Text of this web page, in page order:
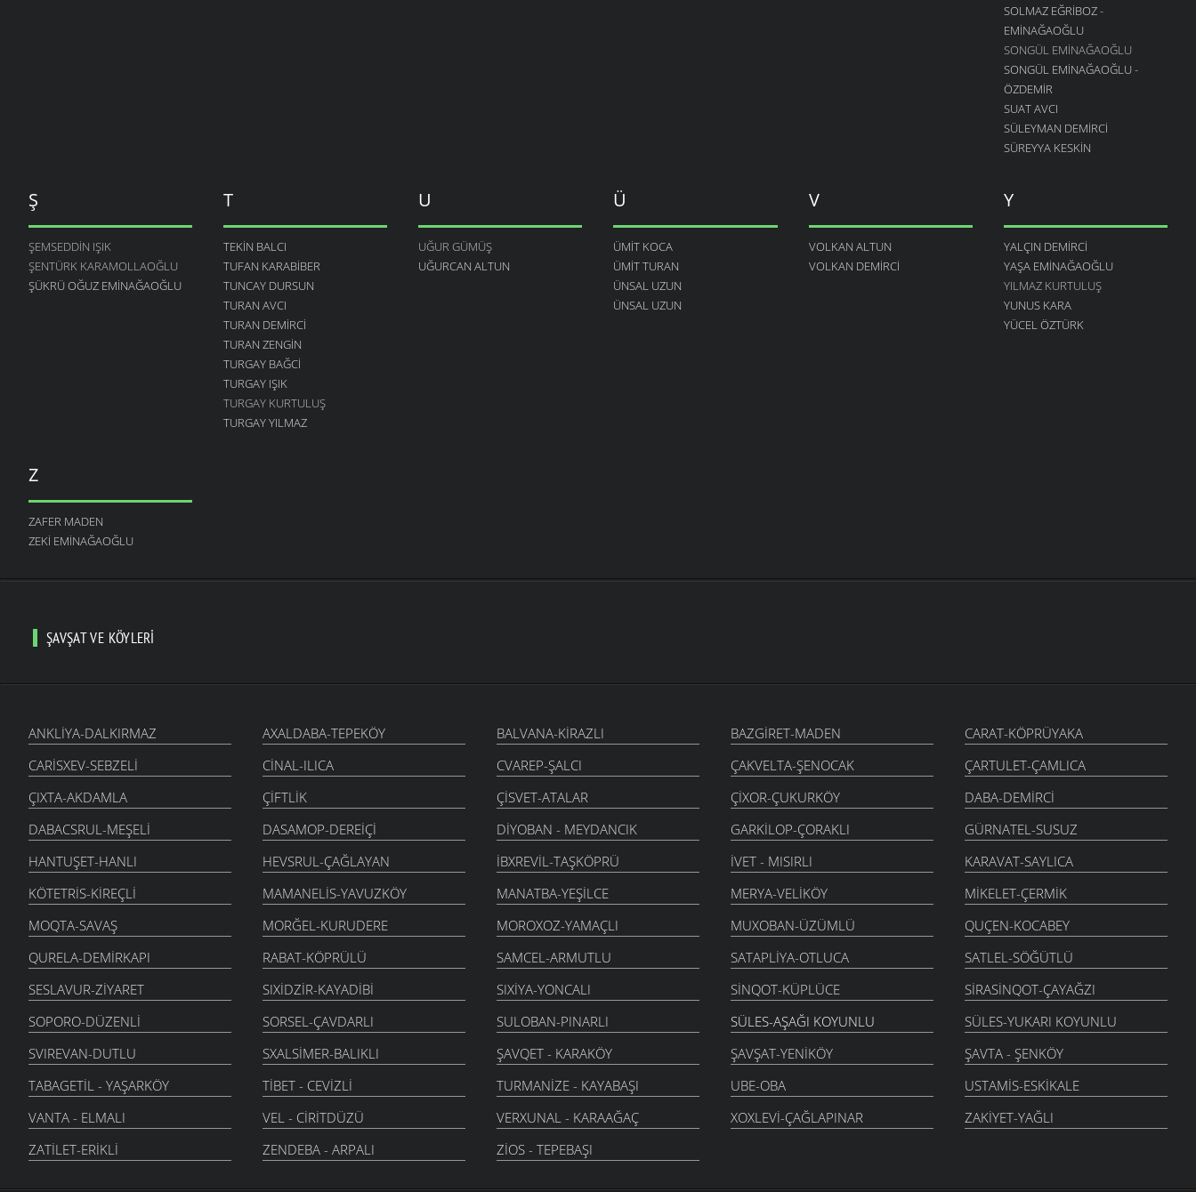
SOLMAZ EĞRIBOZ -
EMINAĞAOĞLU
SONGÜL EMINAĞAOĞLU
SONGÜL EMINAĞAOĞLU -
ÖZDEMIR
SUAT AVCI
SÜLEYMAN DEMIRCI
SÜREYYA KESKIN
Ş
ŞEMSEDDIN IŞIK
ŞENTÜRK KARAMOLLAOĞLU
ŞÜKRÜ OĞUZ EMINAĞAOĞLU
T
TEKIN BALCI
TUFAN KARABIBER
TUNCAY DURSUN
TURAN AVCI
TURAN DEMIRCI
TURAN ZENGIN
TURGAY BAĞCI
TURGAY IŞIK
TURGAY KURTULUŞ
TURGAY YILMAZ
U
UĞUR GÜMÜŞ
UĞURCAN ALTUN
Ü
ÜMIT KOCA
ÜMIT TURAN
ÜNSAL UZUN
ÜNSAL UZUN
V
VOLKAN ALTUN
VOLKAN DEMIRCI
Y
YALÇIN DEMIRCI
YAŞA EMINAĞAOĞLU
YILMAZ KURTULUŞ
YUNUS KARA
YÜCEL ÖZTÜRK
Z
ZAFER MADEN
ZEKI EMINAĞAOĞLU
ŞAVŞAT VE KÖYLERI
ANKLIYA-DALKIRMAZ AXALDABA-TEPEKÖY BALVANA-KIRAZLI BAZGIRET-MADEN
CARAT-KÖPRÜYAKA
CARISXEV-SEBZELI
CINAL-ILICA CVAREP-ŞALCI ÇAKVELTA-ŞENOCAK
ÇARTULET-ÇAMLICA
ÇIXTA-AKDAMLA
ÇIFTLIK ÇISVET-ATALAR ÇIXOR-ÇUKURKÖY
DABA-DEMIRCI
DABACSRUL-MEŞELI
DASAMOP-DEREIÇI DIYOBAN - MEYDANCIK GARKILOP-ÇORAKLI
GÜRNATEL-SUSUZ
HANTUŞET-HANLI
HEVSRUL-ÇAĞLAYAN İBXREVIL-TAŞKÖPRÜ İVET - MISIRLI
KARAVAT-SAYLICA
KÖTETRIS-KIREÇLI
MAMANELIS-YAVUZKÖY MANATBA-YEŞILCE MERYA-VELIKÖY
MIKELET-ÇERMIK
MOQTA-SAVAŞ
MORĞEL-KURUDERE MOROXOZ-YAMAÇLI MUXOBAN-ÜZÜMLÜ
QUÇEN-KOCABEY
QURELA-DEMIRKAPI
RABAT-KÖPRÜLÜ SAMCEL-ARMUTLU SATAPLIYA-OTLUCA
SATLEL-SÖĞÜTLÜ
SESLAVUR-ZIYARET
SIXIDZIR-KAYADIBI SIXIYA-YONCALI SINQOT-KÜPLÜCE
SIRASINQOT-ÇAYAĞZI
SOPORO-DÜZENLI
SORSEL-ÇAVDARLI SULOBAN-PINARLI SÜLES-AŞAĞI KOYUNLU
SÜLES-YUKARI KOYUNLU
SVIREVAN-DUTLU
SXALSIMER-BALIKLI ŞAVQET - KARAKÖY ŞAVŞAT-YENIKÖY
ŞAVTA - ŞENKÖY
TABAGETIL - YAŞARKÖY
TIBET - CEVIZLI TURMANIZE - KAYABAŞI UBE-OBA
USTAMIS-ESKIKALE
VANTA - ELMALI
VEL - CIRITDÜZÜ VERXUNAL - KARAAĞAÇ XOXLEVI-ÇAĞLAPINAR
ZAKIYET-YAĞLI
ZATILET-ERIKLI
ZENDEBA - ARPALI ZIOS - TEPEBAŞI